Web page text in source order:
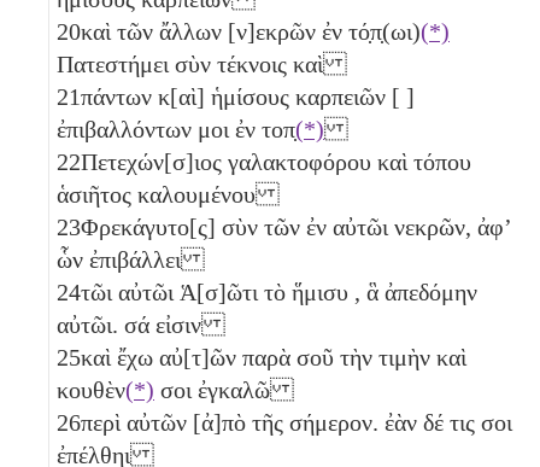
20καὶ τῶν ἄλλων [ν]εκρῶν ἐν τό̣π̣(ωι)(*)
Πατεστήμει σὺν τέκνοις καὶ
21πάντων κ[αὶ] ἡμίσους καρπειῶν [ ]
ἐπιβαλλόντων μοι ἐν τοπ̣(*)
22Πετεχών[σ]ιος γαλακτοφόρου καὶ τόπου
ἁσιῆτος καλουμένου
23Φρεκάγυτο[ς] σὺν τῶν ἐν αὐτῶι νεκρῶν, ἀφʼ
ὧν ἐπιβάλλει
24τῶι αὐτῶι Ἁ[σ]ῶτι τὸ ἥμισυ , ἃ ἀπεδόμην
αὐτῶι. σά εἰσιν
25καὶ ἔχω αὐ[τ]ῶν παρὰ σοῦ τὴν τιμὴν καὶ
κουθὲν(*) σοι ἐγκαλῶ
26περὶ αὐτῶν [ἀ]πὸ τῆς σήμερον. ἐὰν δέ τις σοι
ἐπέλθηι